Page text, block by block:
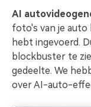
Creatief
centrum
AI
foto's van je
hebt ingevoerd.
blockbuster te
gedeelte. We
over AI-auto-